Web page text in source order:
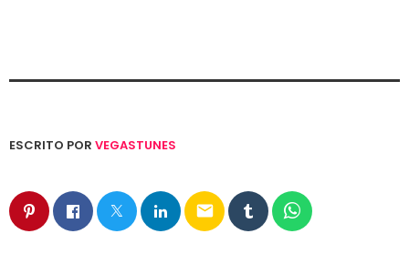
ESCRITO POR VEGASTUNES
email